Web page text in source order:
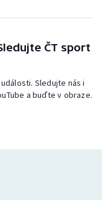
ČT sport
Sledujte nás i
a buďte v obraze.